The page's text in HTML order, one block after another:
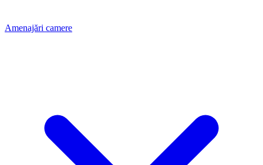
Amenajări camere